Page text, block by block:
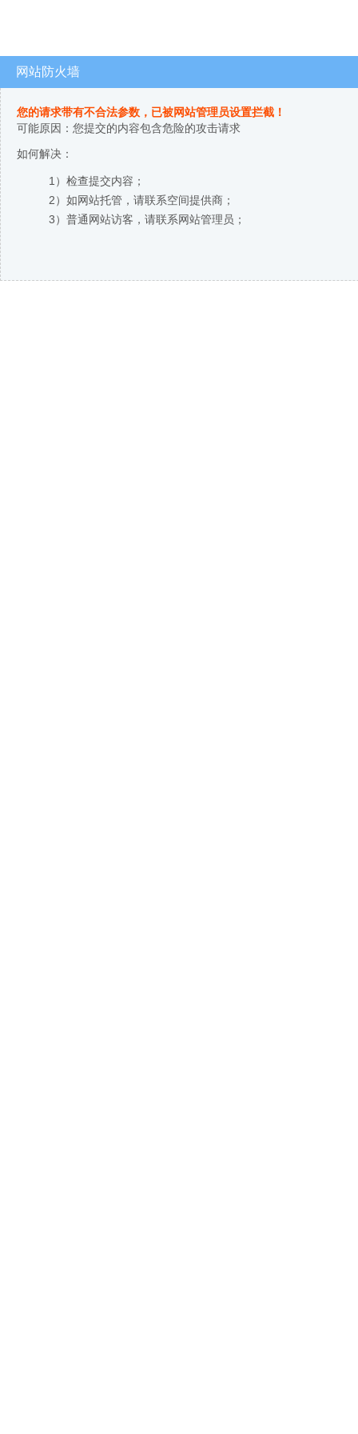
网站防火墙
您的请求带有不合法参数，已被网站管理员设置拦截！
可能原因：您提交的内容包含危险的攻击请求
如何解决：
1）检查提交内容；
2）如网站托管，请联系空间提供商；
3）普通网站访客，请联系网站管理员；